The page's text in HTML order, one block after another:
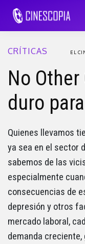
CRÍTICAS EL
No
duro
Quienes llevamos
ya sea en el sector
sabemos de las
especialmente
consecuencias de
depresión y otros
mercado laboral,
demanda creciente,